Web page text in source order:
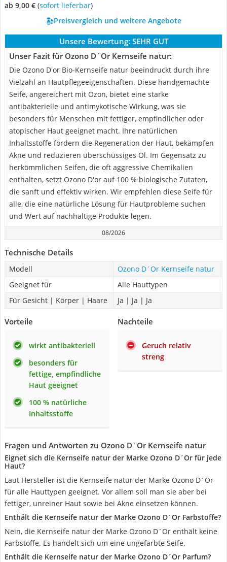
ab 9,00 € ( Sofort lieferbar)
Preisvergleich und weitere Angebote
Unsere Bewertung: SEHR GUT
Unser Fazit für Ozono D´Or Kernseife natur:
Die Ozono D'or Bio-Kernseife natur beeindruckt durch ihre
Vielzahl an Hautpflegeeigenschaften. Diese handgemachte
Seife, angereichert mit Ozon, bietet eine starke
antibakterielle und antimykotische Wirkung, was sie
besonders für Menschen mit fettiger, empfindlicher oder
atopischer Haut geeignet macht. Ihre natürlichen
Inhaltsstoffe fördern die Regeneration der Haut, bekämpfen
Akne und reduzieren überschüssiges Öl. Im Gegensatz zu
herkömmlichen Seifen, die oft aggressive Chemikalien
enthalten, setzt Ozono D'or auf 100 % biologische Zutaten,
die sanft und effektiv wirken. Wir empfehlen diese Seife für
alle, die eine natürliche Lösung für Hautprobleme suchen
und Wert auf nachhaltige Produkte legen.
08/2026
Technische Details
Modell
Ozono D´Or Kernseife natur
Geeignet für
Alle Hauttypen
Für Gesicht | Körper | Haare
Ja | Ja | Ja
Vorteile
wirkt antibakteriell
besonders für
fettige, empfindliche
Haut geeignet
100 % natürliche
Inhaltsstoffe
Nachteile
Geruch relativ
streng
Fragen und Antworten zu Ozono D´Or Kernseife natur
Eignet sich die Kernseife natur der Marke Ozono D´Or für jede
Haut?
Laut Hersteller ist die Kernseife natur der Marke Ozono D´Or
für alle Hauttypen geeignet. Vor allem soll man sie aber bei
fettiger, unreiner Haut sowie bei Akne einsetzen können.
Enthält die Kernseife natur der Marke Ozono D´Or Farbstoffe?
Nein, die Kernseife natur der Marke Ozono D´Or enthält keine
Farbstoffe. Es handelt sich um eine ungefärbte Seife.
Enthält die Kernseife natur der Marke Ozono D´Or Parfum?